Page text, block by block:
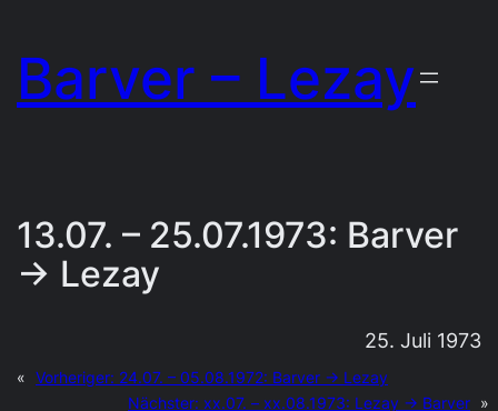
Inhalt
springen
Barver – Lezay
13.07. – 25.07.1973: Barver
→ Lezay
25. Juli 1973
« Vorheriger: 24.07. – 05.08.1972: Barver → Lezay
Nächster: xx.07. – xx.08.1973: Lezay → Barver »